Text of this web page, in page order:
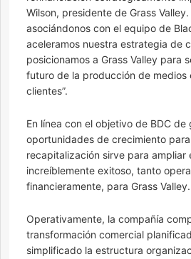
Wilson, presidente de Grass
asociándonos con el equipo de
aceleramos nuestra estrategia de
posicionamos a Grass Valley para
futuro de la producción de medios
clientes”.
En línea con el objetivo de BDC de
oportunidades de crecimiento
recapitalización sirve para ampliar
increíblemente exitoso, tanto
financieramente, para Grass Valley.
Operativamente, la compañía
transformación comercial
simplificado la estructura